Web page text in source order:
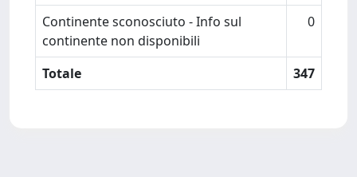
Continente sconosciuto - Info sul
continente non disponibili
0
Totale 347